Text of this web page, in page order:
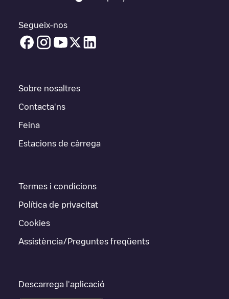
Segueix-nos
Sobre nosaltres
Contacta'ns
Feina
Estacions de càrrega
Termes i condicions
Política de privacitat
Cookies
Assistència/Preguntes freqüents
Descarrega l'aplicació